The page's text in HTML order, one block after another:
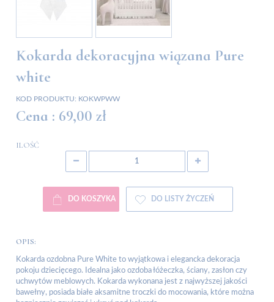
Kokarda dekoracyjna wiązana Pure
white
KOD PRODUKTU: KOKWPWW
Cena : 69,00 zł
ILOŚĆ
DO KOSZYKA DO LISTY ŻYCZEŃ
OPIS:
Kokarda ozdobna Pure White to wyjątkowa i elegancka dekoracja
pokoju dziecięcego. Idealna jako ozdoba łóżeczka, ściany, zasłon czy
uchwytów meblowych. Kokarda wykonana jest z najwyższej jakości
bawełny, posiada białe aksamitne troczki do mocowania, które można